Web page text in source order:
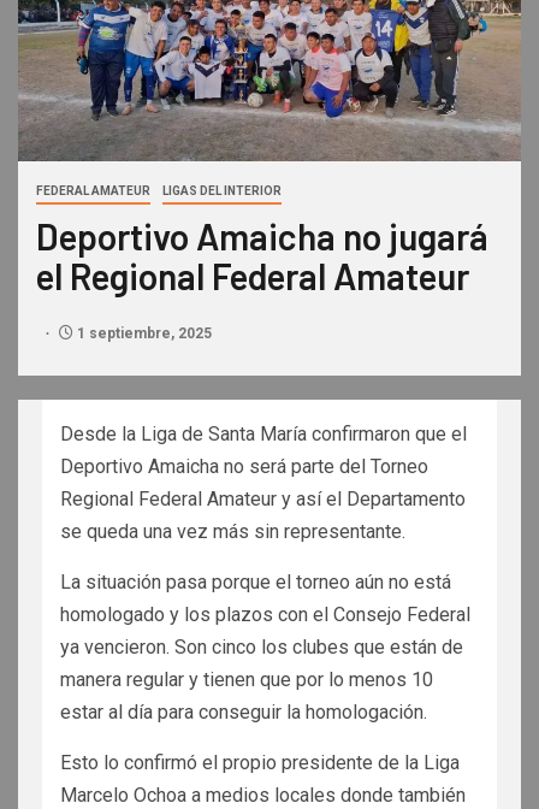
FEDERAL AMATEUR LIGAS DEL INTERIOR
Deportivo Amaicha no jugará
el Regional Federal Amateur
1 septiembre, 2025
Desde la Liga de Santa María confirmaron que el
Deportivo Amaicha no será parte del Torneo
Regional Federal Amateur y así el Departamento
se queda una vez más sin representante.
La situación pasa porque el torneo aún no está
homologado y los plazos con el Consejo Federal
ya vencieron. Son cinco los clubes que están de
manera regular y tienen que por lo menos 10
estar al día para conseguir la homologación.
Esto lo confirmó el propio presidente de la Liga
Marcelo Ochoa a medios locales donde también